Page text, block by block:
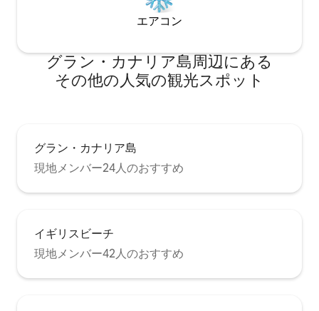
タリアルテ、「プラヤ・デル・ホンブ
レ」、「ラ・ガリータ」のビーチにつな
ムナードには、強くおすすめの「gofio
escaldado」や「papas con mojo」な
ど、このエリアの料理を味わうことがで
きるレストランやテラスがあります。
入り江があり、洞窟の家屋と考古学的遺
跡がある素晴らしい漁村「Tufia」があり
ます。 もう少し南にある海辺の村「オホ
ス・デ・ガルザ」、広大なガンド湾、そ
してスペインで最高のダイビングに最適
「Las Clavellinas」には、小さなお店やス
ーパーがあります。 車やバスに乗って、
ョッピングエリアやレジャーエリア、
エアコン
グラン・カナリア島⁠周⁠辺⁠に⁠あ⁠る
そ⁠の⁠他⁠の人⁠気⁠の観⁠光⁠ス⁠ポ⁠ッ⁠ト
グラン・カナリア島
現地メンバー24人のおすすめ
イギリスビーチ
現地メンバー42人のおすすめ